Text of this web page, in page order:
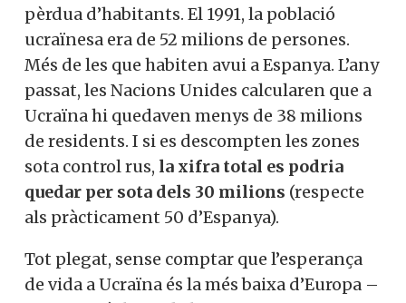
pèrdua d’habitants. El 1991, la població
ucraïnesa era de 52 milions de persones.
Més de les que habiten avui a Espanya. L’any
passat, les Nacions Unides calcularen que a
Ucraïna hi quedaven menys de 38 milions
de residents. I si es descompten les zones
sota control rus, la xifra total es podria
quedar per sota dels 30 milions (respecte
als pràcticament 50 d’Espanya).
Tot plegat, sense comptar que l’esperança
de vida a Ucraïna és la més baixa d’Europa –